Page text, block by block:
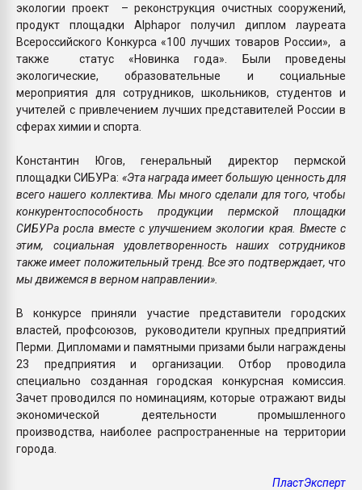
экологии проект – реконструкция очистных сооружений,
продукт площадки Alphapor получил диплом лауреата
Всероссийского Конкурса «100 лучших товаров России», а
также статус «Новинка года». Были проведены
экологические, образовательные и социальные
мероприятия для сотрудников, школьников, студентов и
учителей с привлечением лучших представителей России в
сферах химии и спорта.
Константин Югов, генеральный директор пермской
площадки СИБУРа: «Эта награда имеет большую ценность для
всего нашего коллектива. Мы много сделали для того, чтобы
конкурентоспособность продукции пермской площадки
СИБУРа росла вместе с улучшением экологии края. Вместе с
этим, социальная удовлетворенность наших сотрудников
также имеет положительный тренд. Все это подтверждает, что
мы движемся в верном направлении».
В конкурсе приняли участие представители городских
властей, профсоюзов, руководители крупных предприятий
Перми. Дипломами и памятными призами были награждены
23 предприятия и организации. Отбор проводила
специально созданная городская конкурсная комиссия.
Зачет проводился по номинациям, которые отражают виды
экономической деятельности промышленного
производства, наиболее распространенные на территории
города.
ПластЭксперт